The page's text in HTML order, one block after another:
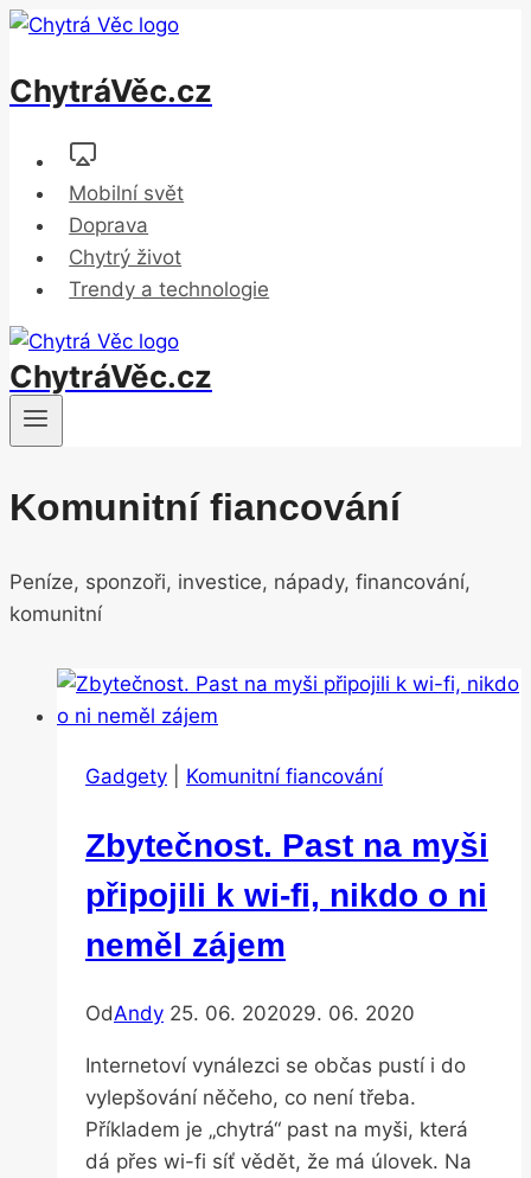
Přeskočit
obsah
ChytráVěc.cz
Mobilní svět
Doprava
Chytrý život
Trendy a technologie
ChytráVěc.cz
Komunitní fiancování
Peníze, sponzoři, investice, nápady, financování,
komunitní
Gadgety Komunitní fiancování
Zbytečnost. Past na myši
připojili k wi-fi, nikdo o ni
neměl zájem
OdAndy 25. 06. 202029. 06. 2020
Internetoví vynálezci se občas pustí i do
vylepšování něčeho, co není třeba.
Příkladem je „chytrá“ past na myši, která
dá přes wi-fi síť vědět, že má úlovek. Na